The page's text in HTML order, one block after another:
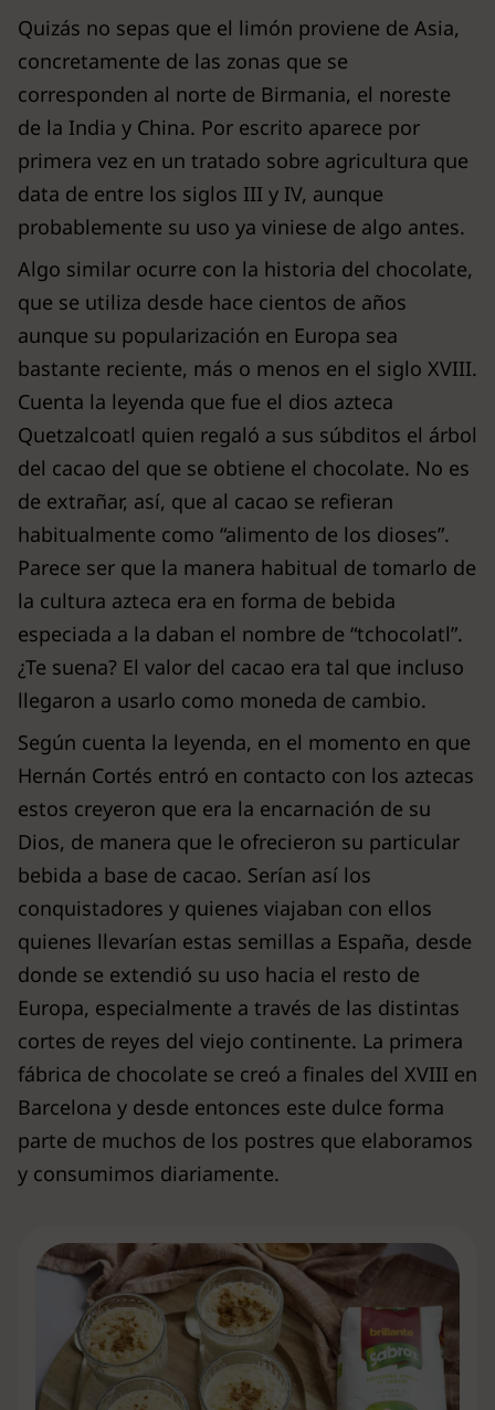
Quizás no sepas que el limón proviene de Asia,
concretamente de las zonas que se
corresponden al norte de Birmania, el noreste
de la India y China. Por escrito aparece por
primera vez en un tratado sobre agricultura que
data de entre los siglos III y IV, aunque
probablemente su uso ya viniese de algo antes.
Algo similar ocurre con la historia del chocolate,
que se utiliza desde hace cientos de años
aunque su popularización en Europa sea
bastante reciente, más o menos en el siglo XVIII.
Cuenta la leyenda que fue el dios azteca
Quetzalcoatl quien regaló a sus súbditos el árbol
del cacao del que se obtiene el chocolate. No es
de extrañar, así, que al cacao se refieran
habitualmente como “alimento de los dioses”.
Parece ser que la manera habitual de tomarlo de
la cultura azteca era en forma de bebida
especiada a la daban el nombre de “tchocolatl”.
¿Te suena? El valor del cacao era tal que incluso
llegaron a usarlo como moneda de cambio.
Según cuenta la leyenda, en el momento en que
Hernán Cortés entró en contacto con los aztecas
estos creyeron que era la encarnación de su
Dios, de manera que le ofrecieron su particular
bebida a base de cacao. Serían así los
conquistadores y quienes viajaban con ellos
quienes llevarían estas semillas a España, desde
donde se extendió su uso hacia el resto de
Europa, especialmente a través de las distintas
cortes de reyes del viejo continente. La primera
fábrica de chocolate se creó a finales del XVIII en
Barcelona y desde entonces este dulce forma
parte de muchos de los postres que elaboramos
y consumimos diariamente.